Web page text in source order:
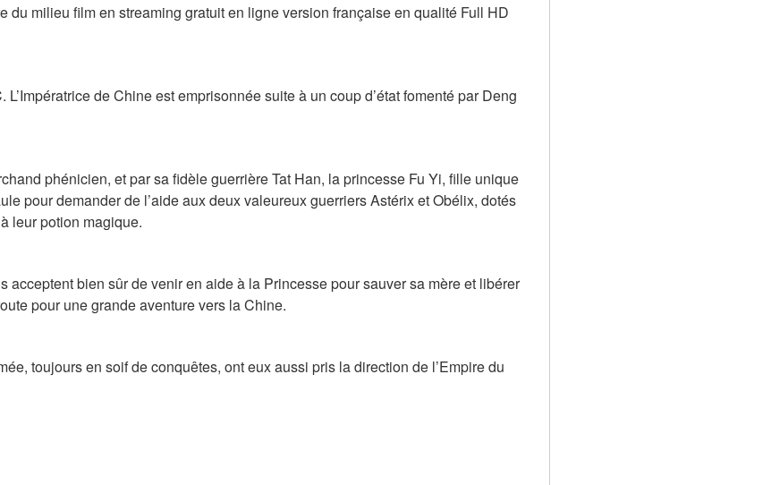
du milieu film en streaming gratuit en ligne version française en qualité Full HD
de Chine est emprisonnée suite à un coup d’état fomenté par Deng
phénicien, et par sa fidèle guerrière Tat Han, la princesse Fu Yi, fille unique
pour demander de l’aide aux deux valeureux guerriers Astérix et Obélix, dotés
leur potion magique.
acceptent bien sûr de venir en aide à la Princesse pour sauver sa mère et libérer
pour une grande aventure vers la Chine.
toujours en soif de conquêtes, ont eux aussi pris la direction de l’Empire du